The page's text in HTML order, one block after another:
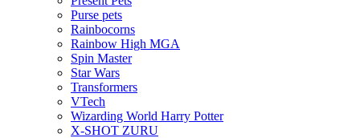
Purse pets
Rainbocorns
Rainbow High MGA
Spin Master
Star Wars
Transformers
VTech
Wizarding World Harry Potter
X-SHOT ZURU